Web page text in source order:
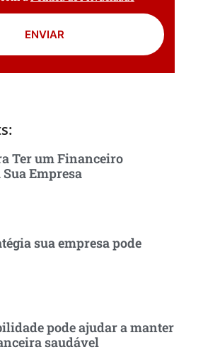
ENVIAR
Ter um Financeiro
Empresa
sua empresa pode
pode ajudar a manter
saudável